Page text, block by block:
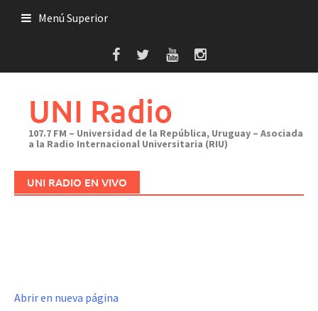
Menú Superior
UNI Radio
107.7 FM – Universidad de la República, Uruguay – Asociada
a la Radio Internacional Universitaria (RIU)
UNI RADIO EN VIVO
Abrir en nueva página